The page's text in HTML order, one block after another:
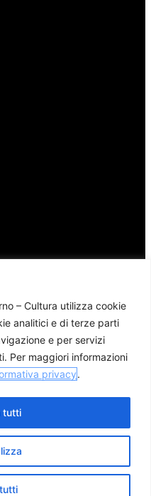
– Cultura utilizza cookie
analitici e di terze parti
e per servizi
Per maggiori informazioni
privacy.
tutti
Cookie Policy